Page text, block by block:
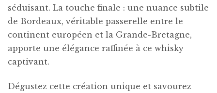
séduisant. La touche finale : une nuance subtile
de Bordeaux, véritable passerelle entre le
continent européen et la Grande-Bretagne,
apporte une élégance raffinée à ce whisky
captivant.
Dégustez cette création unique et savourez